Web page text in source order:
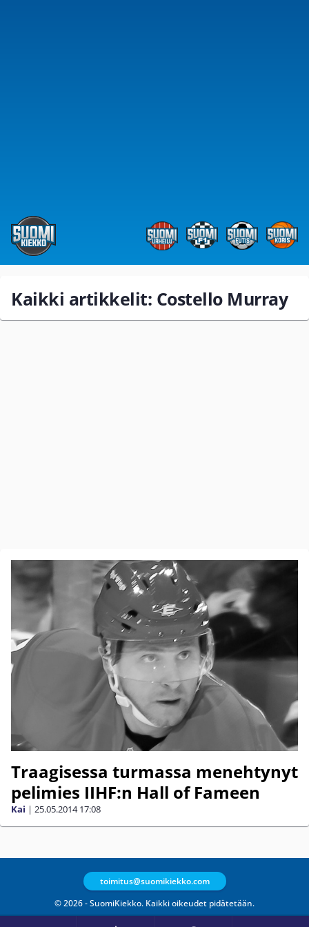
Kaikki artikkelit: Costello Murray
Traagisessa turmassa menehtynyt
pelimies IIHF:n Hall of Fameen
Kai | 25.05.2014 17:08
© 2026 - SuomiKiekko. Kaikki oikeudet pidätetään.
toimitus@suomikiekko.com